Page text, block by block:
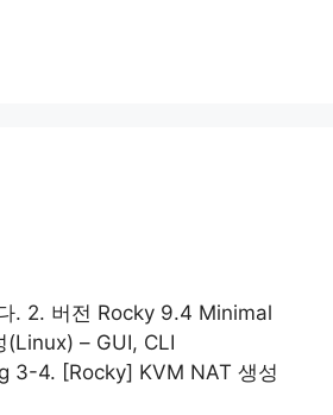
. 2. 버전 Rocky 9.4 Minimal
– GUI, CLI
3-4. [Rocky] KVM NAT 생성